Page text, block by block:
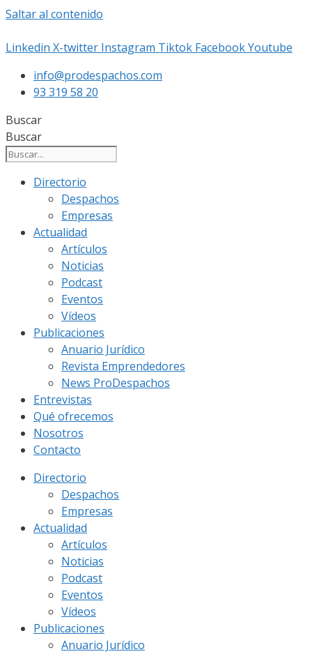
Saltar al contenido
Linkedin X-twitter Instagram Tiktok FacebookYoutube
info@prodespachos.com
93 319 58 20
Buscar
Buscar
Directorio
Despachos
Empresas
Actualidad
Artículos
Noticias
Podcast
Eventos
Vídeos
Publicaciones
Anuario Jurídico
Revista Emprendedores
News ProDespachos
Entrevistas
Qué ofrecemos
Nosotros
Contacto
Directorio
Despachos
Empresas
Actualidad
Artículos
Noticias
Podcast
Eventos
Vídeos
Publicaciones
Anuario Jurídico